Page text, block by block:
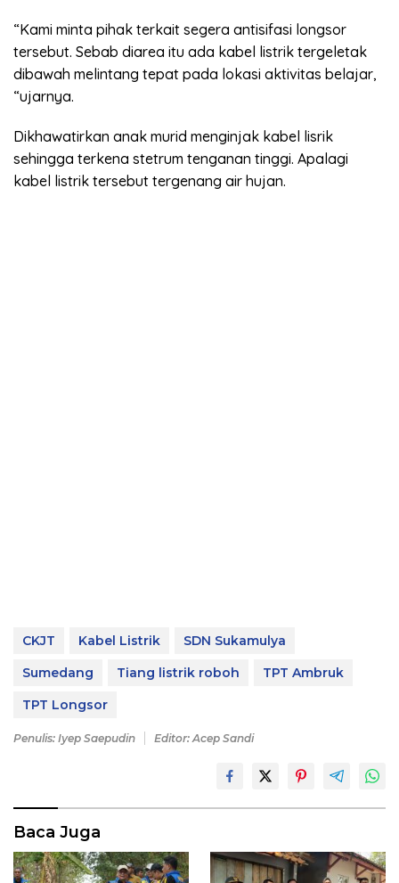
“Kami minta pihak terkait segera antisifasi longsor
tersebut. Sebab diarea itu ada kabel listrik tergeletak
dibawah melintang tepat pada lokasi aktivitas belajar,
“ujarnya.
Dikhawatirkan anak murid menginjak kabel lisrik
sehingga terkena stetrum tenganan tinggi. Apalagi
kabel listrik tersebut tergenang air hujan.
CKJT Kabel Listrik
SDN Sukamulya
Sumedang
Tiang listrik roboh
TPT Ambruk
TPT Longsor
Penulis: Iyep Saepudin Editor: Acep Sandi
Baca Juga